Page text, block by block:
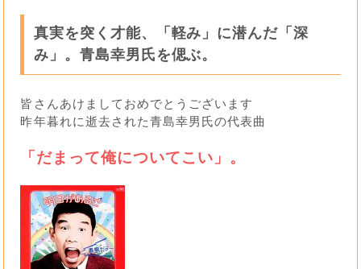
真実を突く才能、「軽み」に潜んだ「深
み」。青島幸男氏を偲ぶ。
皆さんあけましておめでとうございます
昨年暮れに逝去された青島幸男氏の代表曲
「だまって俺についてこい」。